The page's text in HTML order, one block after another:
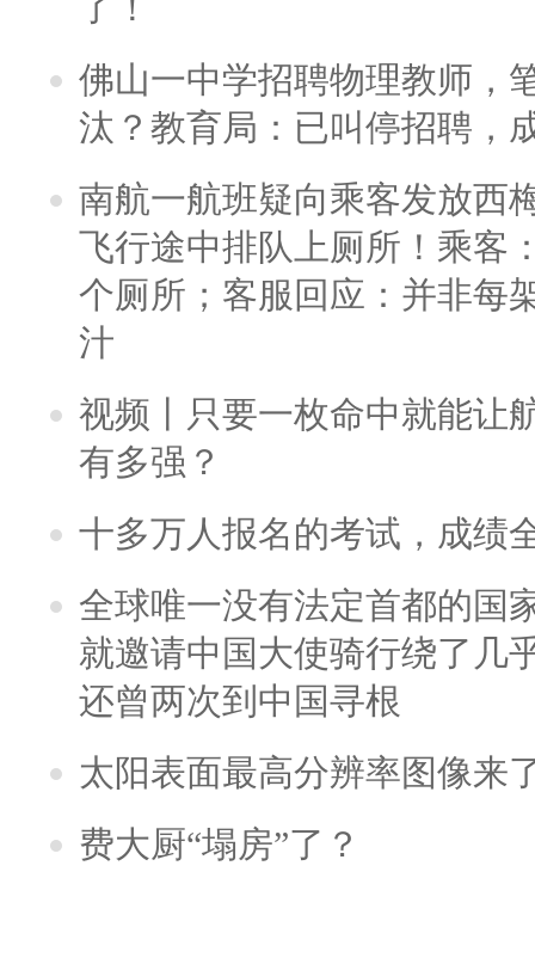
佛山一中学招聘物理教师，
汰？教育局：已叫停招聘，
南航一航班疑向乘客发放西
飞行途中排队上厕所！乘客
个厕所；客服回应：并非每
汁
视频丨只要一枚命中就能让
有多强？
十多万人报名的考试，成绩
全球唯一没有法定首都的国
就邀请中国大使骑行绕了几
还曾两次到中国寻根
太阳表面最高分辨率图像来
费大厨“塌房”了？